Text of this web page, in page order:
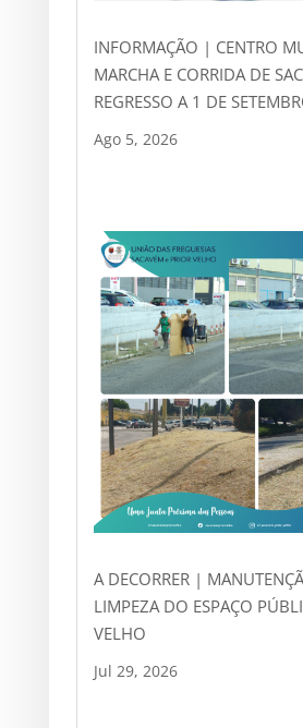
INFORMAÇÃO | CENTRO
MARCHA E CORRIDA DE
REGRESSO A 1 DE
Ago 5, 2026
A DECORRER |
LIMPEZA DO ESPAÇO
VELHO
Jul 29, 2026